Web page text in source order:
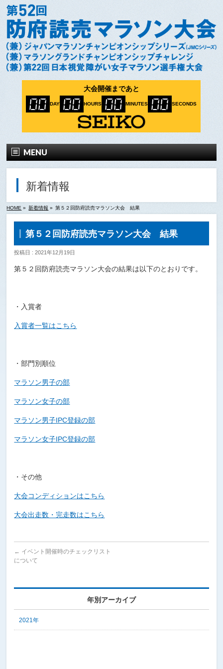
大会開催まであと
00 DAY 00 HOURS 00 MINUTES 00 SECONDS
MENU
招待選手・ペースメーカー
エントリー
新着情報
HOME » 新着情報 » 第５２回防府読売マラソン大会 結果
第５２回防府読売マラソン大会 結果
投稿日 : 2021年12月19日
第５２回防府読売マラソン大会の結果は以下のとおりです。
・入賞者
入賞者一覧はこちら
・部門別順位
マラソン男子の部
マラソン女子の部
マラソン男子IPC登録の部
マラソン女子IPC登録の部
・その他
大会コンディションはこちら
大会出走数・完走数はこちら
← イベント開催時のチェックリスト
について
年別アーカイブ
2021年